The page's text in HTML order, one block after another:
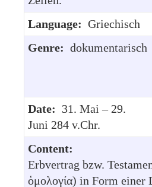
Language: Griechisch
Genre: dokumentarisch
Date: 31. Mai – 29.
Juni 284 v.Chr.
Content:
Erbvertrag bzw.
ὁμολογία) in Form einer